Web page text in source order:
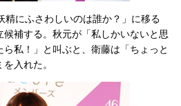
にふさわしいのは誰か？」に移る
補する。秋元が「私しかいないと思
私！」と叫ぶと、衛藤は「ちょっと
入れた。